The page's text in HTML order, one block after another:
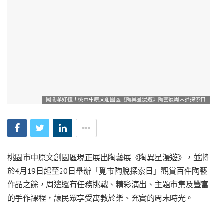
闖關拿好禮！桃市中原文創園區《陶異星漫遊》陶藝展周末推探索日
桃園市中原文創園區現正展出陶藝展《陶異星漫遊》，並將
於4月19日起至20日舉辦「覓市陶脫探索日」觀賞百件陶藝
作品之餘，周邊還有任務挑戰、精彩演出、主題市集及豐富
的手作課程，讓民眾享受寓教於樂、充實的周末時光。